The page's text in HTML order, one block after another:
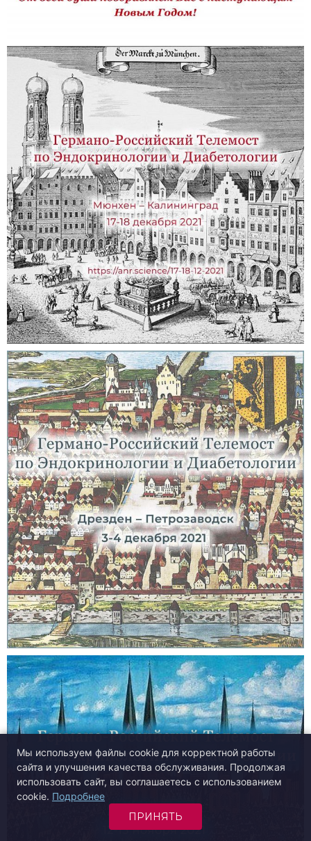
Мы используем файлы cookie для корректной работы
сайта и улучшения качества обслуживания. Продолжая
использовать сайт, вы соглашаетесь с использованием
cookie. Подробнее
ПРИНЯТЬ